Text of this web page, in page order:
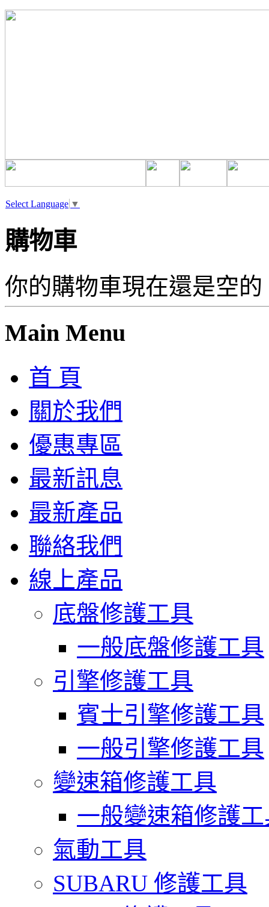
Select Language ▼
購物車
你的購物車現在還是空的
Main Menu
首 頁
關於我們
優惠專區
最新訊息
最新產品
聯絡我們
線上產品
底盤修護工具
一般底盤修護工具
引擎修護工具
賓士引擎修護工具
一般引擎修護工具
變速箱修護工具
一般變速箱修護
氣動工具
SUBARU 修護工具